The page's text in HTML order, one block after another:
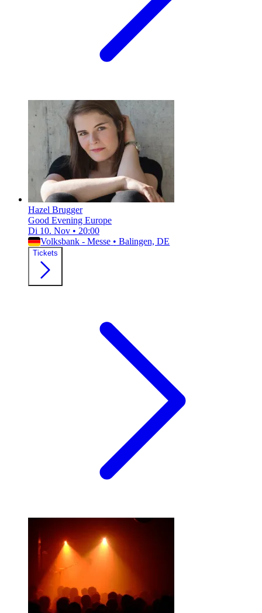
Hazel Brugger
Good Evening Europe
Di 10. Nov • 20:00
Volksbank - Messe • Balingen, DE
Tickets